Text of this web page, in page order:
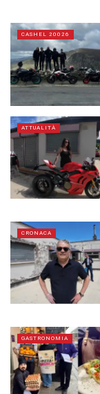
CASHEL 20026
ATTUALITÀ
CRONACA
GASTRONOMIA